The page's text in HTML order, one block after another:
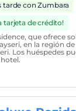
tarde con Zumbara
tarjeta de crédito!
que ofrece
en la región
Los huéspedes